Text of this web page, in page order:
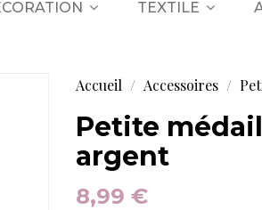
TEXTILE
Accueil Accessoires
Petite
argent
8,99 €